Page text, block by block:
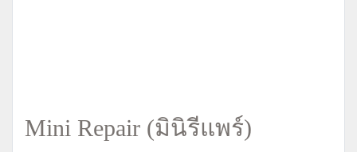
Mini Repair (มินิรีแพร์)